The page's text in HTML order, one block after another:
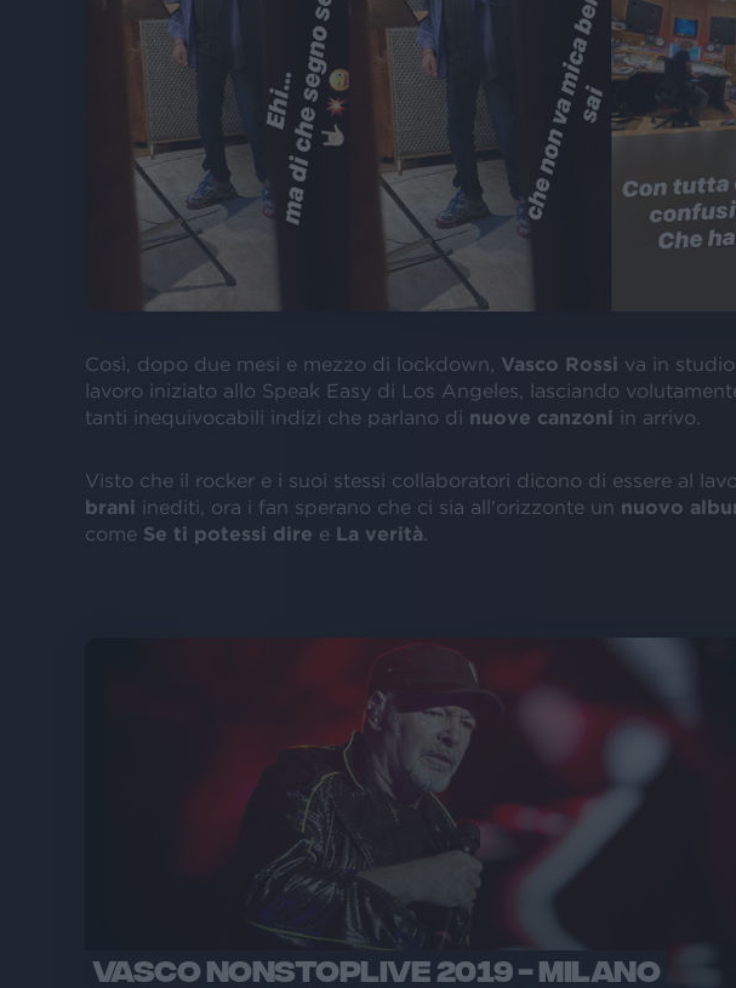
Così, dopo due mesi e mezzo di lockdown, Vasco Rossi va in
lavoro iniziato allo Speak Easy di Los Angeles, lasciando
tanti inequivocabili indizi che parlano di nuove canzoni in arrivo.
Visto che il rocker e i suoi stessi collaboratori dicono di essere al
brani inediti, ora i fan sperano che ci sia all'orizzonte un nuovo
come Se ti potessi dire e La verità
VASCO NONSTOPLIVE 2019 - MILANO